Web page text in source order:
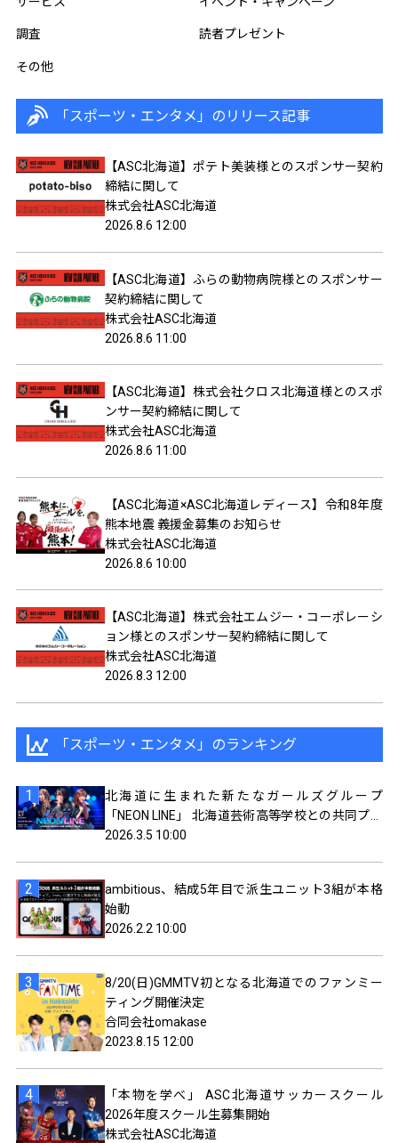
調査 読者プレゼント
その他
「スポーツ・エンタメ」のリリース記事
【ASC北海道】ポテト美装様とのスポンサー契約
締結に関して
株式会社ASC北海道
2026.8.6 12:00
【ASC北海道】ふらの動物病院様とのスポンサー
契約締結に関して
株式会社ASC北海道
2026.8.6 11:00
【ASC北海道】株式会社クロス北海道様とのスポ
ンサー契約締結に関して
株式会社ASC北海道
2026.8.6 11:00
【ASC北海道×ASC北海道レディース】令和8年度
熊本地震 義援金募集のお知らせ
株式会社ASC北海道
2026.8.6 10:00
【ASC北海道】株式会社エムジー・コーポレーシ
ョン様とのスポンサー契約締結に関して
株式会社ASC北海道
2026.8.3 12:00
「スポーツ・エンタメ」のランキング
北海道に生まれた新たなガールズグループ
「NEON LINE」 北海道芸術高等学校との共同プロ
ジェクト！ 楽曲制作は現役高校生クリエイター
2026.3.5 10:00
ambitious、結成5年目で派生ユニット3組が本格
始動
2026.2.2 10:00
8/20(日)GMMTV初となる北海道でのファンミー
ティング開催決定
合同会社omakase
2023.8.15 12:00
「本物を学べ」 ASC北海道サッカースクール
2026年度スクール生募集開始
株式会社ASC北海道